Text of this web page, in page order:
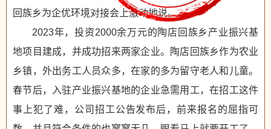
回族乡为企优环境对接会上激动地说。
2023年，投资2000余万元的陶店回族乡产业振兴基
地项目建成，并成功招来两家企业。陶店回族乡作为农业
乡镇，外出务工人员众多，在家的多为留守老人和儿童。
春节后，入驻产业振兴基地的企业急需用工，在招工这件
事上犯了难，公司招工公告发布后，前来报名的屈指可